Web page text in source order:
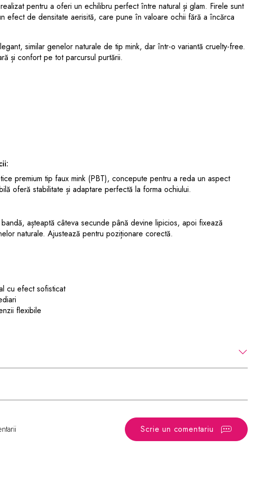
pentru a oferi un echilibru perfect între natural și glam. Firele sunt
efect de densitate aerisită, care pune în valoare ochii fără a încărca
similar genelor naturale de tip mink, dar într-o variantă cruelty-free.
și confort pe tot parcursul purtării.
premium tip faux mink (PBT), concepute pentru a reda un aspect
oferă stabilitate și adaptare perfectă la forma ochiului.
așteaptă câteva secunde până devine lipicios, apoi fixează
naturale. Ajustează pentru poziționare corectă.
cu efect sofisticat
flexibile
Scrie un comentariu